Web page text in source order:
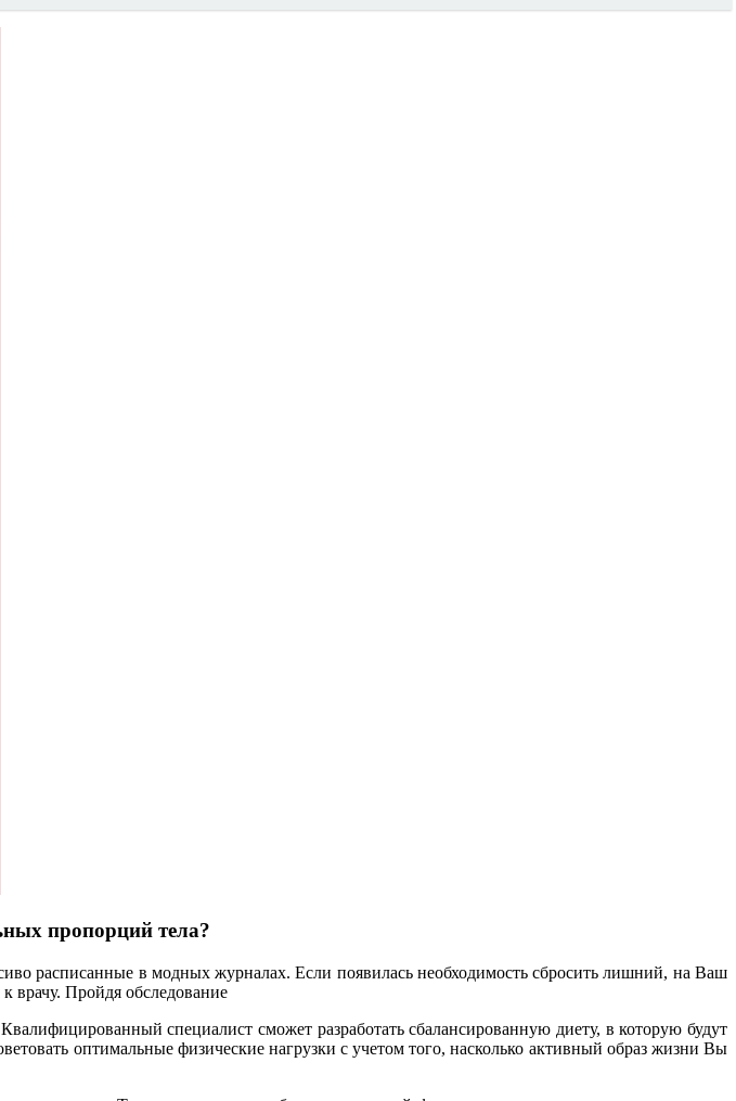
пропорций тела?
расписанные в модных журналах. Если появилась необходимость сбросить лишний, на Ваш
к врачу. Пройдя обследование
специалист сможет разработать сбалансированную диету, в которую будут
оптимальные физические нагрузки с учетом того, насколько активный образ жизни Вы